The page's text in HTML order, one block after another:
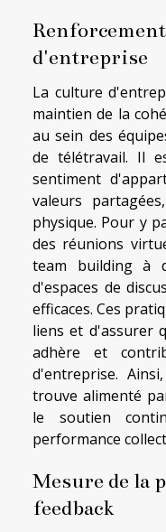
d'entreprise
La culture
maintien de la
au sein des
de télétravail. Il
sentiment
valeurs
physique. Pour y
des réunions
team building à
d'espaces de
efficaces. Ces
liens et d'assurer
adhère et
d'entreprise.
trouve alimenté
le soutien
performance
Mesure de la
feedback